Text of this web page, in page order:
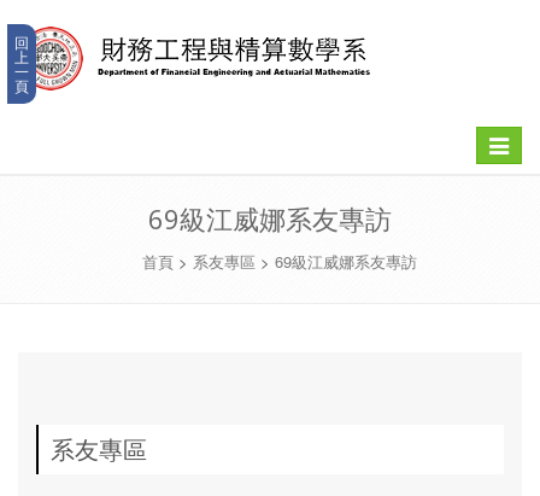
回
上
一
頁
Toggle
69級江威娜系友專訪
首頁> 系友專區 > 69級江威娜系友專訪
系友專區